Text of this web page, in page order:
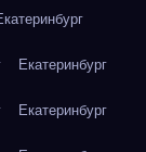
Екатеринбург
Екатеринбург